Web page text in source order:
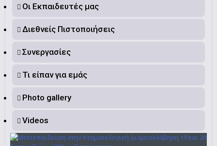
Οι Εκπαιδευτές μας
Διεθνείς Πιστοποιήσεις
Συνεργασίες
Τι είπαν για εμάς
Photo gallery
Videos